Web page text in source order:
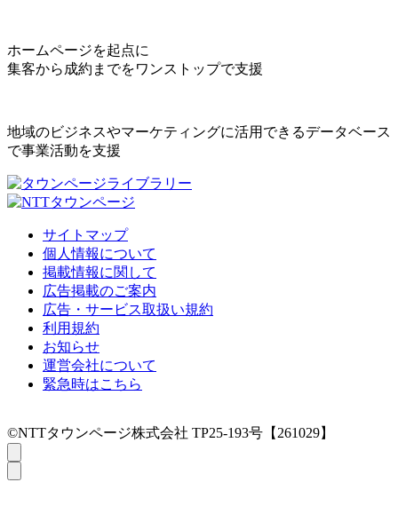
ホームページを起点に
集客から成約までをワンストップで支援
地域のビジネスやマーケティングに活用できるデータベース
で事業活動を支援
サイトマップ
個人情報について
掲載情報に関して
広告掲載のご案内
広告・サービス取扱い規約
利用規約
お知らせ
運営会社について
緊急時はこちら
©NTTタウンページ株式会社 TP25-193号【261029】